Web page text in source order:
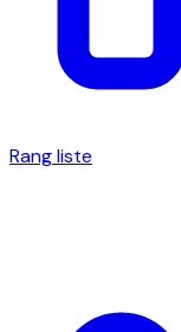
Rang liste